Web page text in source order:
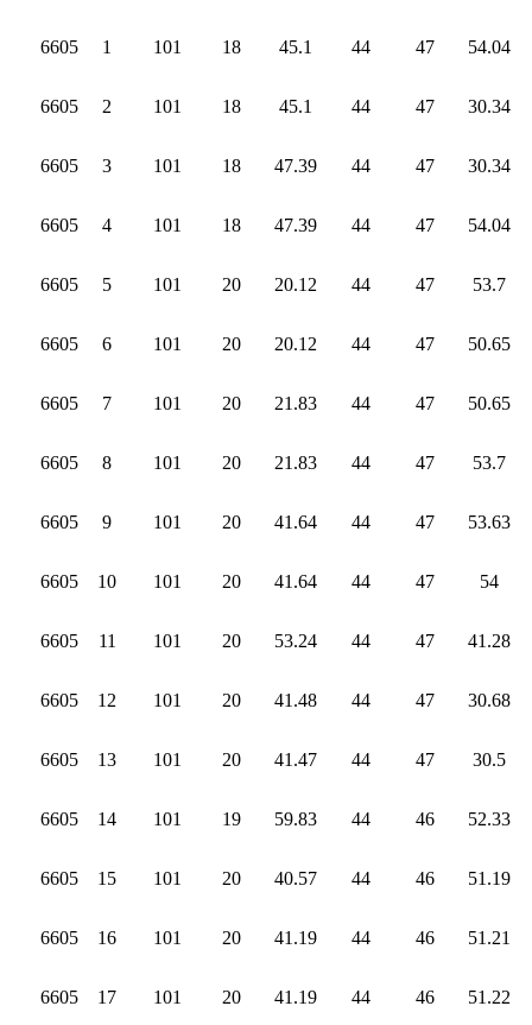
6605 1 101 18 45.1 44 47 54.04
6605 2 101 18 45.1 44 47 30.34
6605 3 101 18 47.39 44 47 30.34
6605 4 101 18 47.39 44 47 54.04
6605 5 101 20 20.12 44 47 53.7
6605 6 101 20 20.12 44 47 50.65
6605 7 101 20 21.83 44 47 50.65
6605 8 101 20 21.83 44 47 53.7
6605 9 101 20 41.64 44 47 53.63
6605 10 101 20 41.64 44 47 54
6605 11 101 20 53.24 44 47 41.28
6605 12 101 20 41.48 44 47 30.68
6605 13 101 20 41.47 44 47 30.5
6605 14 101 19 59.83 44 46 52.33
6605 15 101 20 40.57 44 46 51.19
6605 16 101 20 41.19 44 46 51.21
6605 17 101 20 41.19 44 46 51.22